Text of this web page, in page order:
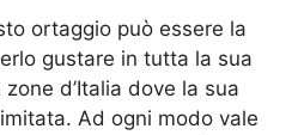
ortaggio può essere la
gustare in tutta la sua
d’Italia dove la sua
Ad ogni modo vale